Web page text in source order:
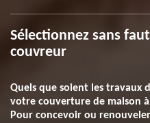
Sélectionnez sans
couvreur
Quels que soient les travaux
votre couverture de maison
Pour concevoir ou